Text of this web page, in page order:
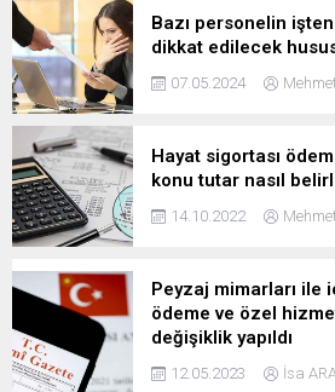
Bazı personelin
dikkat edilecek
07.05.2024
Hayat sigortası
konu tutar nasıl
14.10.2022
Peyzaj mimarları ile
ödeme ve özel
değişiklik yapıldı
12.05.2023 İsa